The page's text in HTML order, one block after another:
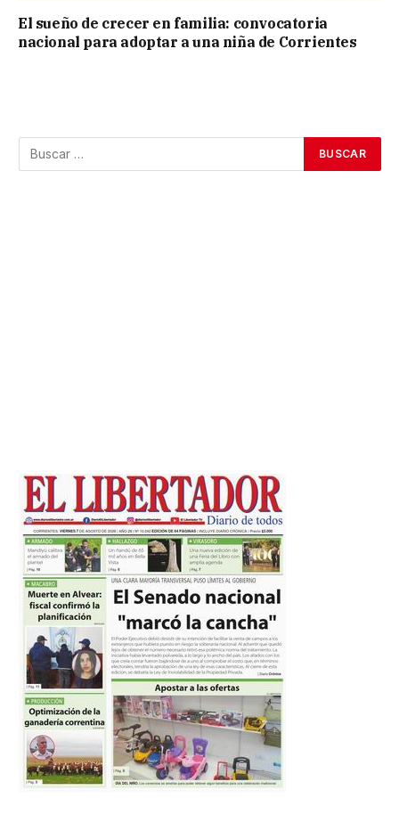
El sueño de crecer en familia: convocatoria
nacional para adoptar a una niña de Corrientes